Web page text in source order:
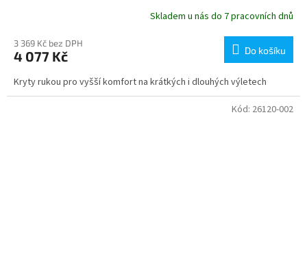
Skladem u nás do 7 pracovních dnů
3 369 Kč bez DPH
4 077 Kč Do košíku
Kryty rukou pro vyšší komfort na krátkých i dlouhých výletech
Kód: 26120-002